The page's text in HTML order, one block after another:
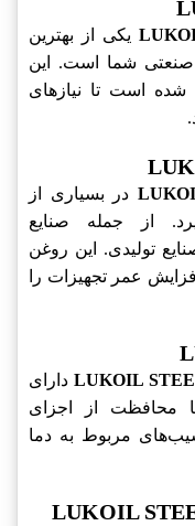
یکی از بهترین
صنعتی شما است. این
است تا نیازهای
در بسیاری از
از جمله صنایع
تولیدی. این روغن
عمر تجهیزات را
LUKOIL دارای
محافظت از اجزای
مربوط به دما